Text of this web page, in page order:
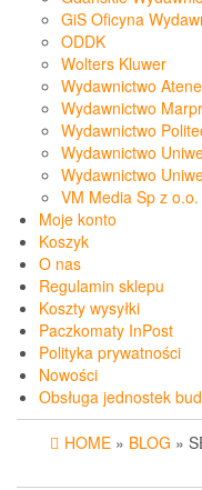
GiS Oficyna
ODDK
Wolters Kluwer
Wydawnictwo
Wydawnictwo
Wydawnictwo
Wydawnictwo
Wydawnictwo
VM Media Sp z
Moje konto
Koszyk
O nas
Regulamin sklepu
Koszty wysyłki
Paczkomaty InPost
Polityka prywatności
Nowości
Obsługa jednostek
HOME » BLOG »